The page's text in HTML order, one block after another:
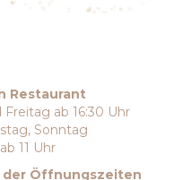
Restaurant
ab 16:30 Uhr
Sonntag
11 Uhr
der Öffnungszeiten